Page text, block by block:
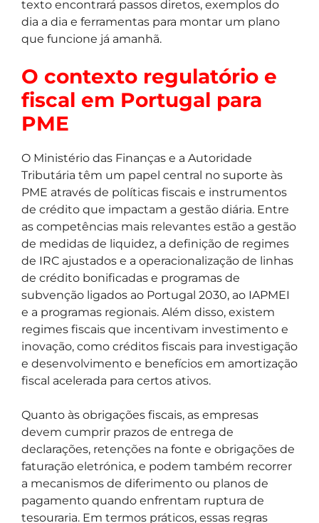
texto encontrará passos diretos, exemplos do
dia a dia e ferramentas para montar um plano
que funcione já amanhã.
O contexto regulatório e
fiscal em Portugal para
PME
O Ministério das Finanças e a Autoridade
Tributária têm um papel central no suporte às
PME através de políticas fiscais e instrumentos
de crédito que impactam a gestão diária. Entre
as competências mais relevantes estão a gestão
de medidas de liquidez, a definição de regimes
de IRC ajustados e a operacionalização de linhas
de crédito bonificadas e programas de
subvenção ligados ao Portugal 2030, ao IAPMEI
e a programas regionais. Além disso, existem
regimes fiscais que incentivam investimento e
inovação, como créditos fiscais para investigação
e desenvolvimento e benefícios em amortização
fiscal acelerada para certos ativos.
Quanto às obrigações fiscais, as empresas
devem cumprir prazos de entrega de
declarações, retenções na fonte e obrigações de
faturação eletrónica, e podem também recorrer
a mecanismos de diferimento ou planos de
pagamento quando enfrentam ruptura de
tesouraria. Em termos práticos, essas regras